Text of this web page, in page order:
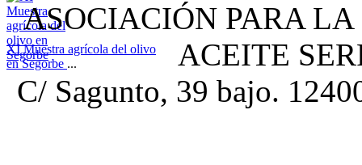
XI Muestra agrícola del olivo
en Segorbe ...
ASOCIACIÓN PARA
ACEITE
C/ Sagunto, 39 bajo.